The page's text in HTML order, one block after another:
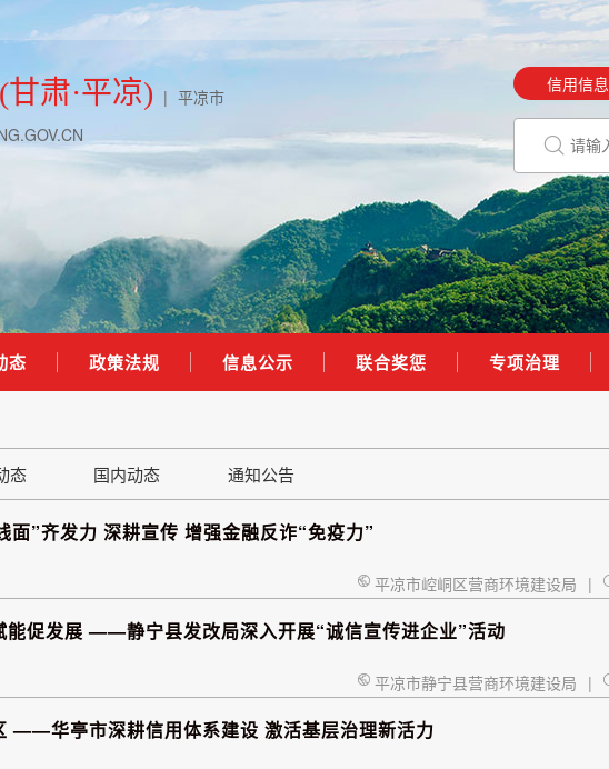
肃·平凉) | 平凉市
信用信息
态 政策法规 信息公示 联合奖惩 专项治理
态 国内动态 通知公告
面”齐发力 深耕宣传 增强金融反诈“免疫力”
平凉市崆峒区营商环境建设局 |
能促发展 ——静宁县发改局深入开展“诚信宣传进企业”活动
平凉市静宁县营商环境建设局 |
——华亭市深耕信用体系建设 激活基层治理新活力